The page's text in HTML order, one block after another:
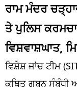
ਕਰਿਅਰ
ਮਨੋਰੰਜਨ
ਦੇਸ਼
ਲਾਈਫ ਸਟਾਈਲ
ਰਾਮ ਮੰਦਰ
ਤੇ ਪੁਲਿਸ
ਵਿਸ਼ਵਾਸ਼ਘਾਤ,
ਵਿਸ਼ੇਸ਼ ਜਾਂਚ ਟੀਮ
ਕਥਿਤ ਗਬਨ ਸੰਬੰਧੀ